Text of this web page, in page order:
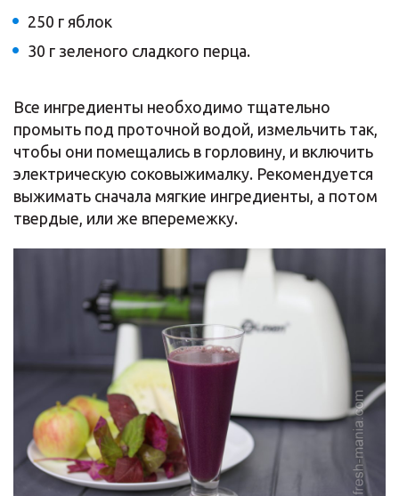
250 г яблок
30 г зеленого сладкого перца.
Все ингредиенты необходимо тщательно
промыть под проточной водой, измельчить так,
чтобы они помещались в горловину, и включить
электрическую соковыжималку. Рекомендуется
выжимать сначала мягкие ингредиенты, а потом
твердые, или же вперемежку.